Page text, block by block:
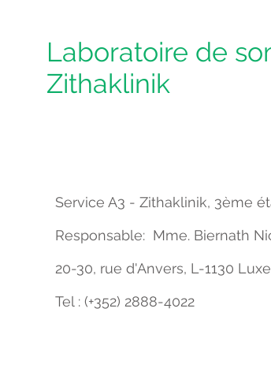
Laboratoire de
Zithaklinik
Service A3 - Zithaklinik, 3ème
Responsable: Mme. Biernath
20-30, rue d'Anvers, L-1130
Tel : (+352) 2888-4022